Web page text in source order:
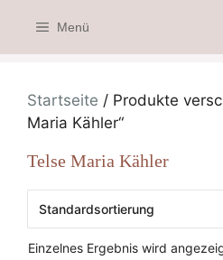
Inhalt
springen
Menü
Startseite / Produkte
Maria Kähler“
Telse Maria Kähler
Einzelnes Ergebnis wird